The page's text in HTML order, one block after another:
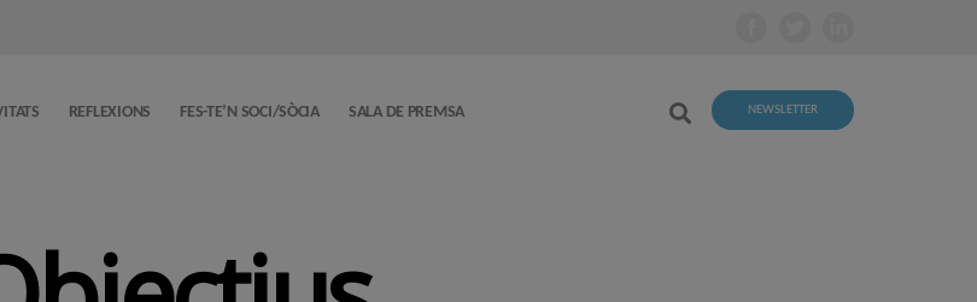
REFLEXIONS FES-TE’N SOCI/SÒCIA SALA DE PREMSA NEWSLETTER